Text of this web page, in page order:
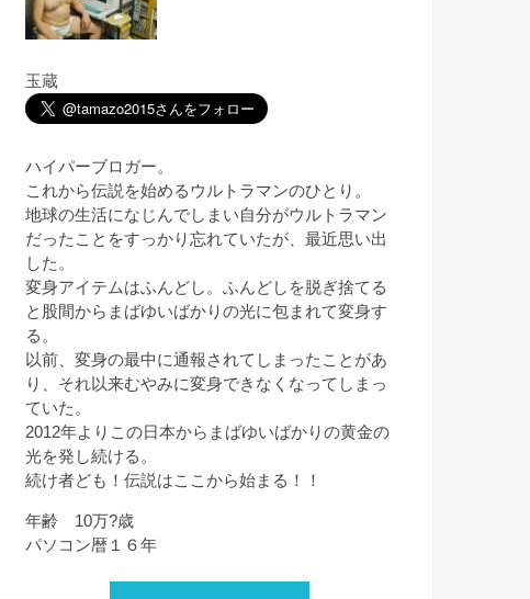
玉蔵
ハイパーブロガー。
これから伝説を始めるウルトラマンのひとり。
地球の生活になじんでしまい自分がウルトラマン
だったことをすっかり忘れていたが、最近思い出
した。
変身アイテムはふんどし。ふんどしを脱ぎ捨てる
と股間からまばゆいばかりの光に包まれて変身す
る。
以前、変身の最中に通報されてしまったことがあ
り、それ以来むやみに変身できなくなってしまっ
ていた。
2012年よりこの日本からまばゆいばかりの黄金の
光を発し続ける。
続け者ども！伝説はここから始まる！！
年齢 10万?歳
パソコン暦１６年